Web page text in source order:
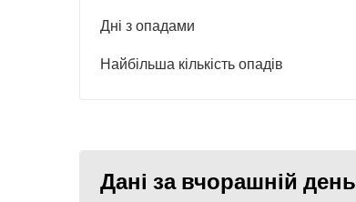
Дні з опадами
Найбільша кількість опадів
Дані за вчорашній день